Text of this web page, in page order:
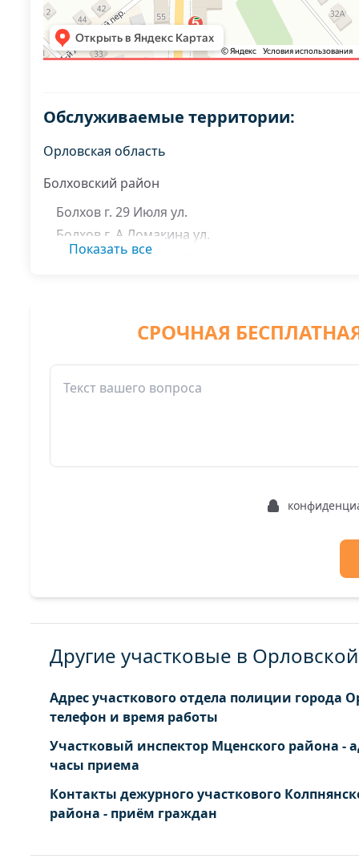
Обслуживаемые территории:
Орловская область
Болховский район
Болхов г. 29 Июля ул.
Болхов г. А.Ломакина ул.
Болхов г. Апухтина ул.
Болхов г. Генерала Белова ул. 58 60 60А 60Б 60В
66 66А 68 70 72 72А 72Б 74 74А 76 78 78А 80 80А
86 88 88А 90 92 94 96 96А 96Б 98 100 102 104 106
112 114 116 118 120 122 122А 124 124А 126 128
134 136 138 140 142 144 146
Болхов г. Ключикова ул.
Показать все
СРОЧНАЯ
Другие участковые в
Адрес участкового отдела полиции города
телефон и время работы
Участковый инспектор Мценского района -
часы приема
Контакты дежурного участкового
района - приём граждан